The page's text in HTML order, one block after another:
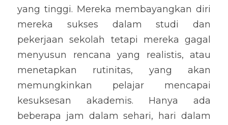
yang tinggi. Mereka membayangkan diri
mereka sukses dalam studi dan
pekerjaan sekolah tetapi mereka gagal
menyusun rencana yang realistis, atau
menetapkan rutinitas, yang akan
memungkinkan pelajar mencapai
kesuksesan akademis. Hanya ada
beberapa jam dalam sehari, hari dalam